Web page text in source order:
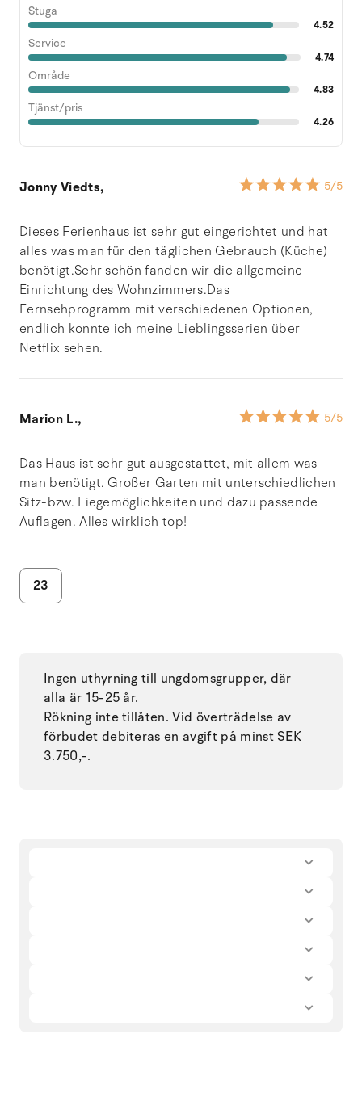
Stuga
4.52
Service
4.74
Område
4.83
Tjänst/pris
4.26
Jonny Viedts, 5/5
Dieses Ferienhaus ist sehr gut eingerichtet und hat
alles was man für den täglichen Gebrauch (Küche)
benötigt.Sehr schön fanden wir die allgemeine
Einrichtung des Wohnzimmers.Das
Fernsehprogramm mit verschiedenen Optionen,
endlich konnte ich meine Lieblingsserien über
Netflix sehen.
Marion L., 5/5
Das Haus ist sehr gut ausgestattet, mit allem was
man benötigt. Großer Garten mit unterschiedlichen
Sitz-bzw. Liegemöglichkeiten und dazu passende
Auflagen. Alles wirklich top!
23
Ingen uthyrning till ungdomsgrupper, där
alla är 15-25 år.
Rökning inte tillåten. Vid överträdelse av
förbudet debiteras en avgift på minst SEK
3.750,-.